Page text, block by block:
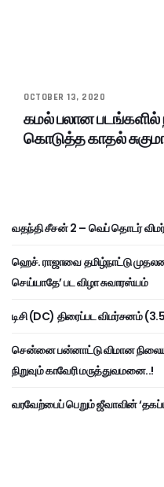
OCTOBER 13, 2020
கமல் பலான படங்களில்
கொடுத்த காதல்
வதந்தி சீசன் 2 – வெப் தொடர்
ஹெச். ராஜாவை தமிழ்நாட்டு
செய்யாதே’ பட விழா சுவாரஸ்யம்
டிசி (DC) திரைப்பட விமர்சனம்
சென்னை பன்னாட்டு விமான
நிறுவும் காவேரி மருத்துவமனை..!
வரவேற்பைப் பெறும் ஜீவாவின்